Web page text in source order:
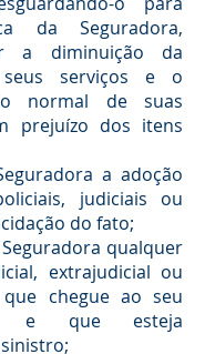
da Seguradora,
a diminuição da
serviços e o
normal de suas
prejuízo dos itens
a adoção
judiciais ou
do fato;
qualquer
extrajudicial ou
chegue ao seu
e que esteja